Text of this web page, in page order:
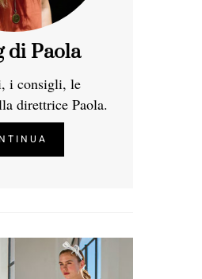
di Paola
i consigli, le
direttrice Paola.